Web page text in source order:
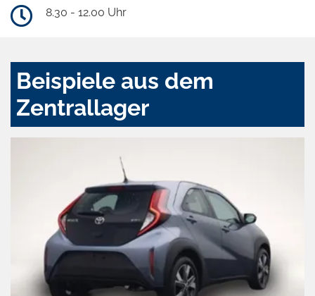
8.30 - 12.00 Uhr
Beispiele aus dem
Zentrallager